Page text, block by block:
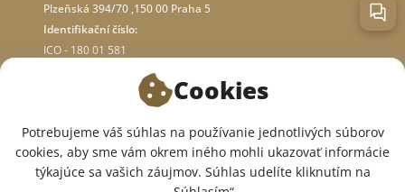
Plzeňská 394/70 ,150 00 Praha 5
Identifikační číslo:
ICO - 180 01 581
O OBCHODE
SME V SOCIÁLNYCH SIEŤACH:
Cookies
Potrebujeme váš súhlas na používanie jednotlivých súborov
cookies, aby sme vám okrem iného mohli ukazovať informácie
týkajúce sa vašich záujmov. Súhlas udelíte kliknutím na